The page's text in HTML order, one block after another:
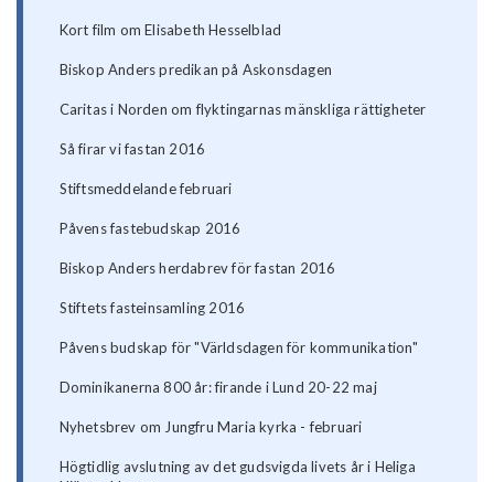
Kort film om Elisabeth Hesselblad
Biskop Anders predikan på Askonsdagen
Caritas i Norden om flyktingarnas mänskliga rättigheter
Så firar vi fastan 2016
Stiftsmeddelande februari
Påvens fastebudskap 2016
Biskop Anders herdabrev för fastan 2016
Stiftets fasteinsamling 2016
Påvens budskap för "Världsdagen för kommunikation"
Dominikanerna 800 år: firande i Lund 20-22 maj
Nyhetsbrev om Jungfru Maria kyrka - februari
Högtidlig avslutning av det gudsvigda livets år i Heliga